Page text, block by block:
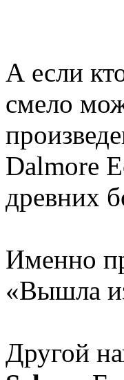
А если
смело
Dalmore
древних
Именно
«Вышла
Другой